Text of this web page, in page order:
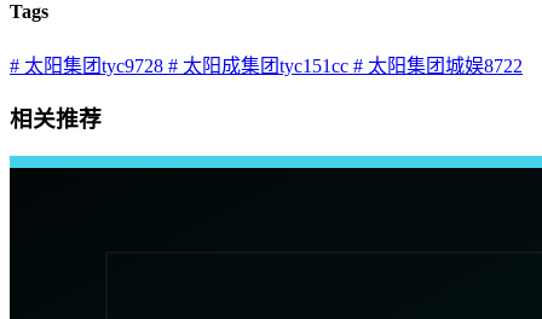
Tags
# 太阳集团tyc9728 # 太阳成集团tyc151cc # 太阳集团城娱8722
相关推荐